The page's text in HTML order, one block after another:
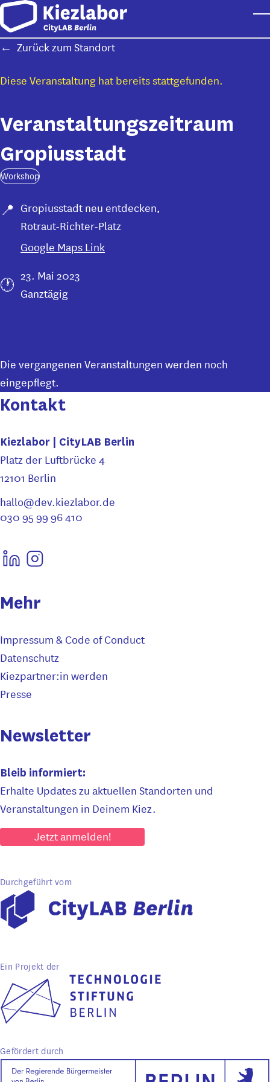
Skip to main content
Zurück zum Standort
Diese Veranstaltung hat bereits stattgefunden.
Veranstaltungszeitraum
Gropiusstadt
Workshop
Gropiusstadt neu entdecken,
Rotraut-Richter-Platz
Google Maps Link
23. Mai 2023
Ganztägig
Die vergangenen Veranstaltungen werden noch
eingepflegt.
Kontakt
Kiezlabor | CityLAB Berlin
Platz der Luftbrücke 4
12101 Berlin
hallo@dev.kiezlabor.de
030 95 99 96 410
Mehr
Impressum & Code of Conduct
Datenschutz
Kiezpartner:in werden
Presse
Newsletter
Bleib informiert:
Erhalte Updates zu aktuellen Standorten und
Veranstaltungen in Deinem Kiez.
Jetzt anmelden!
Durchgeführt vom
Ein Projekt der
Gefördert durch